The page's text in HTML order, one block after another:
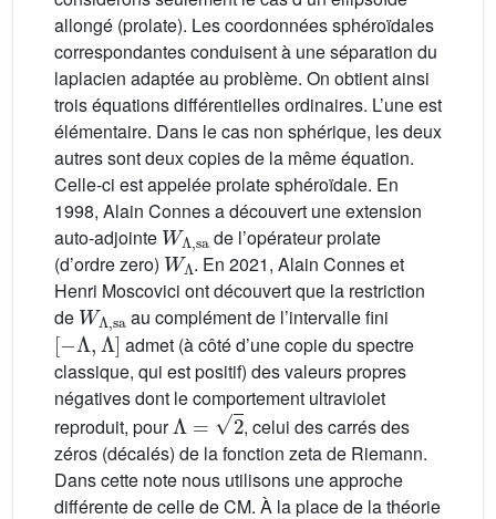
allongé (prolate). Les coordonnées sphéroïdales
correspondantes conduisent à une séparation du
laplacien adaptée au problème. On obtient ainsi
trois équations différentielles ordinaires. L’une est
élémentaire. Dans le cas non sphérique, les deux
autres sont deux copies de la même équation.
Celle-ci est appelée prolate sphéroïdale. En
1998, Alain Connes a découvert une extension
auto-adjointe
WΛ,sa
de l’opérateur prolate
(d’ordre zero)
WΛ
. En 2021, Alain Connes et
Henri Moscovici ont découvert que la restriction
de
W Λ,sa
au complément de l’intervalle fini
[−Λ,Λ]
admet (à côté d’une copie du spectre
classique, qui est positif) des valeurs propres
négatives dont le comportement ultraviolet
reproduit, pour
Λ=2
, celui des carrés des
zéros (décalés) de la fonction zeta de Riemann.
Dans cette note nous utilisons une approche
différente de celle de CM. À la place de la théorie